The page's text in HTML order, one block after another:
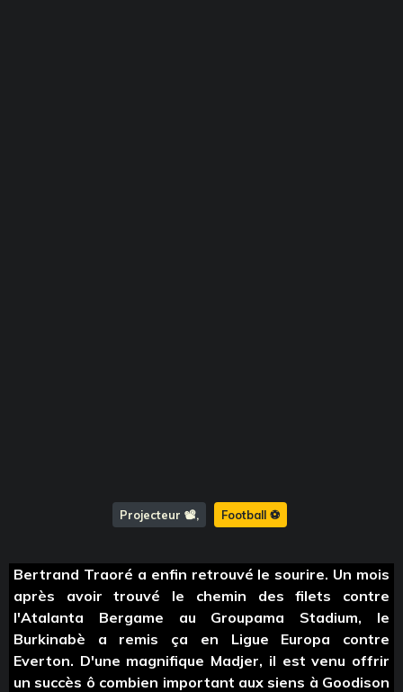
Projecteur 📽️ Football ⚽️
Bertrand Traoré a enfin retrouvé le sourire. Un mois
après avoir trouvé le chemin des filets contre
l'Atalanta Bergame au Groupama Stadium, le
Burkinabè a remis ça en Ligue Europa contre
Everton. D'une magnifique Madjer, il est venu offrir
un succès ô combien important aux siens à Goodison